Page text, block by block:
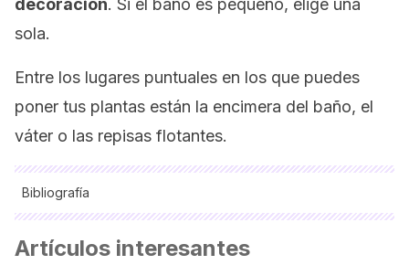
decoración. Si el baño es pequeño, elige una
sola.
Entre los lugares puntuales en los que puedes
poner tus plantas están la encimera del baño, el
váter o las repisas flotantes.
Bibliografía
Rodríguez Domínguez, Ileana, Santana Gutiérrez, Odalis,
Artículos interesantes